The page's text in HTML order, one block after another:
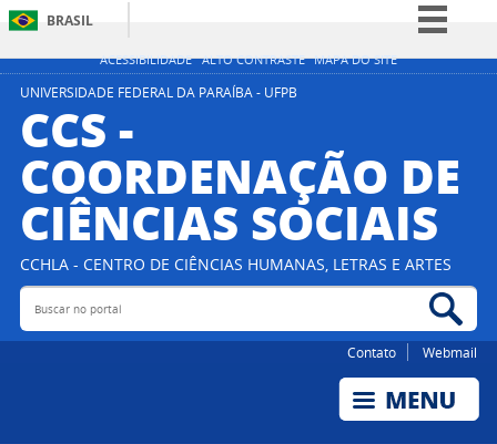
ACESSIBILIDADE ALTO CONTRASTE MAPA DO SITE
BRASIL
Simplifique!
Acesso à informação
Legislação
Canais
UNIVERSIDADE FEDERAL DA PARAÍBA - UFPB
CCS -
COORDENAÇÃO DE
CIÊNCIAS SOCIAIS
CCHLA - CENTRO DE CIÊNCIAS HUMANAS, LETRAS E ARTES
Buscar no portal
Contato Webmail